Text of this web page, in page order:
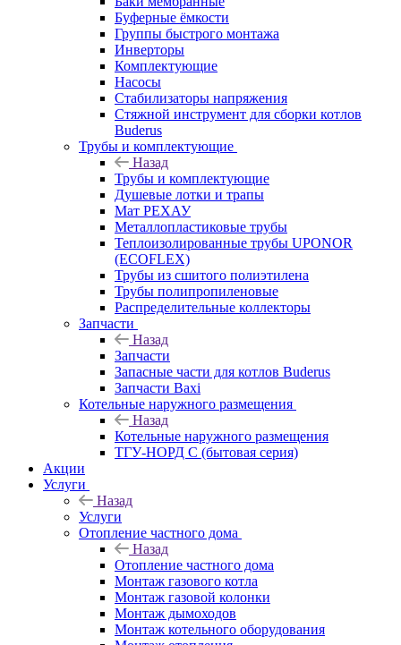
Буферные ёмкости
Группы быстрого монтажа
Инверторы
Комплектующие
Насосы
Стабилизаторы напряжения
Стяжной инструмент для сборки котлов
Buderus
Трубы и комплектующие
Назад
Трубы и комплектующие
Душевые лотки и трапы
Мат РЕХАУ
Металлопластиковые трубы
Теплоизолированные трубы UPONOR
(ECOFLEX)
Трубы из сшитого полиэтилена
Трубы полипропиленовые
Распределительные коллекторы
Запчасти
Назад
Запчасти
Запасные части для котлов Buderus
Запчасти Baxi
Котельные наружного размещения
Назад
Котельные наружного размещения
ТГУ-НОРД С (бытовая серия)
Акции
Услуги
Назад
Услуги
Отопление частного дома
Назад
Отопление частного дома
Монтаж газового котла
Монтаж газовой колонки
Монтаж дымоходов
Монтаж котельного оборудования